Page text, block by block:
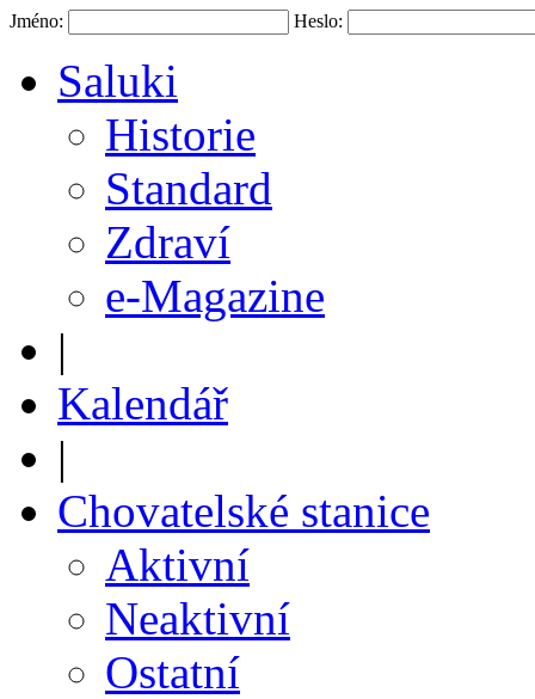
Jméno: Heslo:
Saluki
Historie
Standard
Zdraví
e-Magazine
|
Kalendář
|
Chovatelské stanice
Aktivní
Neaktivní
Ostatní